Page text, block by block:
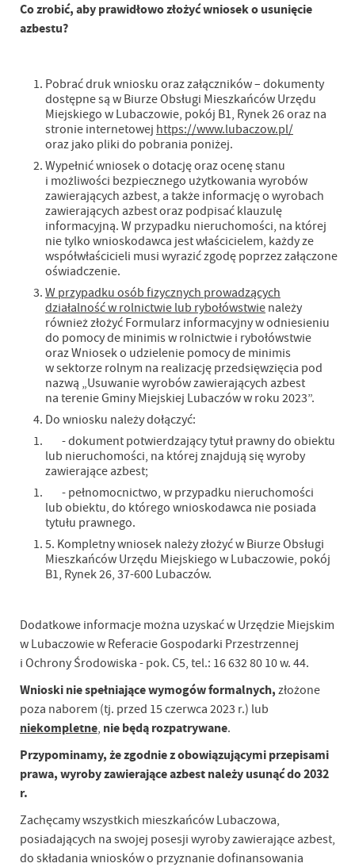
Co zrobić, aby prawidłowo złożyć wniosek o usunięcie
azbestu?
Pobrać druk wniosku oraz załączników – dokumenty
dostępne są w Biurze Obsługi Mieszkańców Urzędu
Miejskiego w Lubaczowie, pokój B1, Rynek 26 oraz na
stronie internetowej https://www.lubaczow.pl/
oraz jako pliki do pobrania poniżej.
Wypełnić wniosek o dotację oraz ocenę stanu
i możliwości bezpiecznego użytkowania wyrobów
zawierających azbest, a także informację o wyrobach
zawierających azbest oraz podpisać klauzulę
informacyjną. W przypadku nieruchomości, na której
nie tylko wnioskodawca jest właścicielem, każdy ze
współwłaścicieli musi wyrazić zgodę poprzez załączone
oświadczenie.
W przypadku osób fizycznych prowadzących
działalność w rolnictwie lub rybołówstwie należy
również złożyć Formularz informacyjny w odniesieniu
do pomocy de minimis w rolnictwie i rybołówstwie
oraz Wniosek o udzielenie pomocy de minimis
w sektorze rolnym na realizację przedsięwzięcia pod
nazwą „Usuwanie wyrobów zawierających azbest
na terenie Gminy Miejskiej Lubaczów w roku 2023”.
Do wniosku należy dołączyć:
- dokument potwierdzający tytuł prawny do obiektu
lub nieruchomości, na której znajdują się wyroby
zawierające azbest;
- pełnomocnictwo, w przypadku nieruchomości
lub obiektu, do którego wnioskodawca nie posiada
tytułu prawnego.
5. Kompletny wniosek należy złożyć w Biurze Obsługi
Mieszkańców Urzędu Miejskiego w Lubaczowie, pokój
B1, Rynek 26, 37-600 Lubaczów.
Dodatkowe informacje można uzyskać w Urzędzie Miejskim
w Lubaczowie w Referacie Gospodarki Przestrzennej
i Ochrony Środowiska - pok. C5, tel.: 16 632 80 10 w. 44.
Wnioski nie spełniające wymogów formalnych, złożone
poza naborem (tj. przed 15 czerwca 2023 r.) lub
niekompletne, nie będą rozpatrywane.
Przypominamy, że zgodnie z obowiązującymi przepisami
prawa, wyrobyzawierające azbest należy usunąć do 2032
r.
Zachęcamy wszystkich mieszkańców Lubaczowa,
posiadających na swojej posesji wyroby zawierające azbest,
do składania wniosków o przyznanie dofinansowania